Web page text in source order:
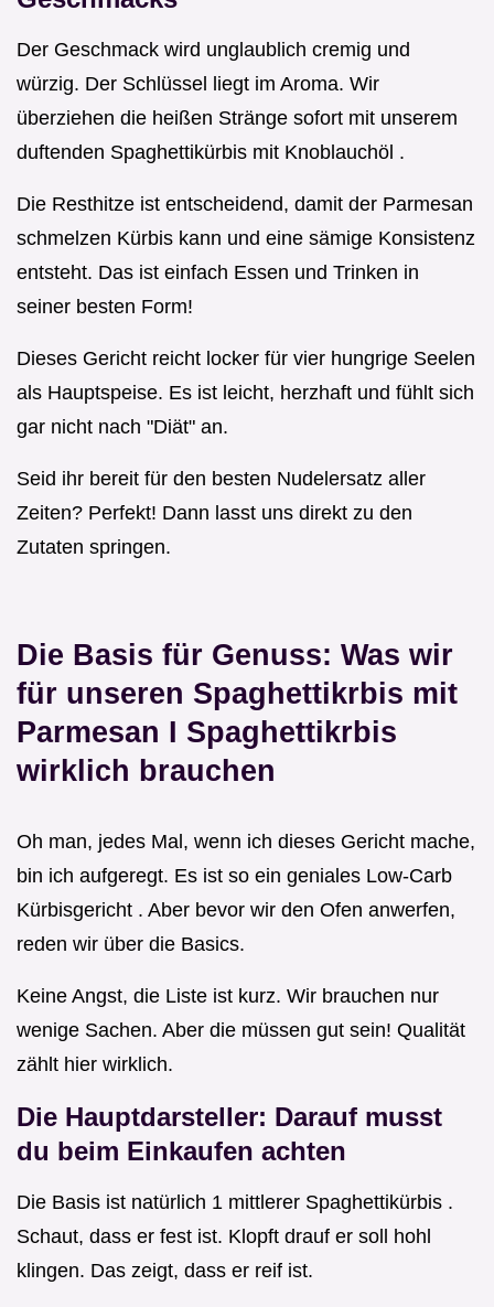
Der Geschmack wird unglaublich cremig und
würzig. Der Schlüssel liegt im Aroma. Wir
überziehen die heißen Stränge sofort mit unserem
duftenden Spaghettikürbis mit Knoblauchöl .
Die Resthitze ist entscheidend, damit der Parmesan
schmelzen Kürbis kann und eine sämige Konsistenz
entsteht. Das ist einfach Essen und Trinken in
seiner besten Form!
Dieses Gericht reicht locker für vier hungrige Seelen
als Hauptspeise. Es ist leicht, herzhaft und fühlt sich
gar nicht nach "Diät" an.
Seid ihr bereit für den besten Nudelersatz aller
Zeiten? Perfekt! Dann lasst uns direkt zu den
Zutaten springen.
Die Basis für Genuss: Was wir
für unseren Spaghettikrbis mit
Parmesan I Spaghettikrbis
wirklich brauchen
Oh man, jedes Mal, wenn ich dieses Gericht mache,
bin ich aufgeregt. Es ist so ein geniales Low-Carb
Kürbisgericht . Aber bevor wir den Ofen anwerfen,
reden wir über die Basics.
Keine Angst, die Liste ist kurz. Wir brauchen nur
wenige Sachen. Aber die müssen gut sein! Qualität
zählt hier wirklich.
Die Hauptdarsteller: Darauf musst
du beim Einkaufen achten
Die Basis ist natürlich 1 mittlerer Spaghettikürbis .
Schaut, dass er fest ist. Klopft drauf er soll hohl
klingen. Das zeigt, dass er reif ist.